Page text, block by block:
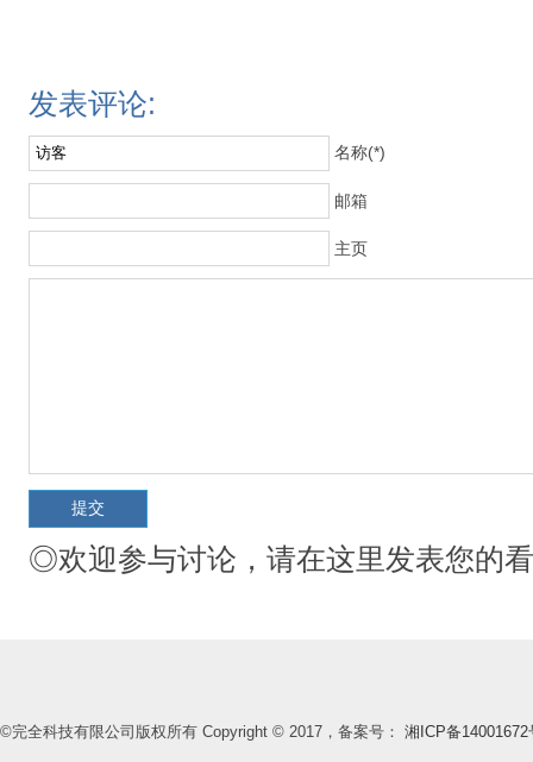
发表评论:
名称(*)
邮箱
主页
◎欢迎参与讨论，请在这里发表您的
©完全科技有限公司版权所有 Copyright © 2017，备案号： 湘ICP备14001672